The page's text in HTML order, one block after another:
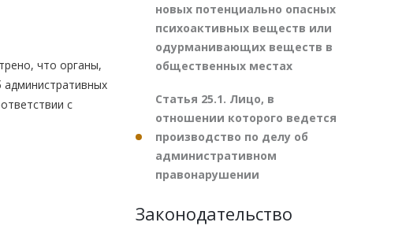
что органы,
с
новых потенциально опасных
психоактивных веществ или
одурманивающих веществ в
общественных местах
Статья 25.1. Лицо, в
отношении которого ведется
производство по делу об
административном
правонарушении
Законодательство